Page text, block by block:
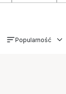
Popularność